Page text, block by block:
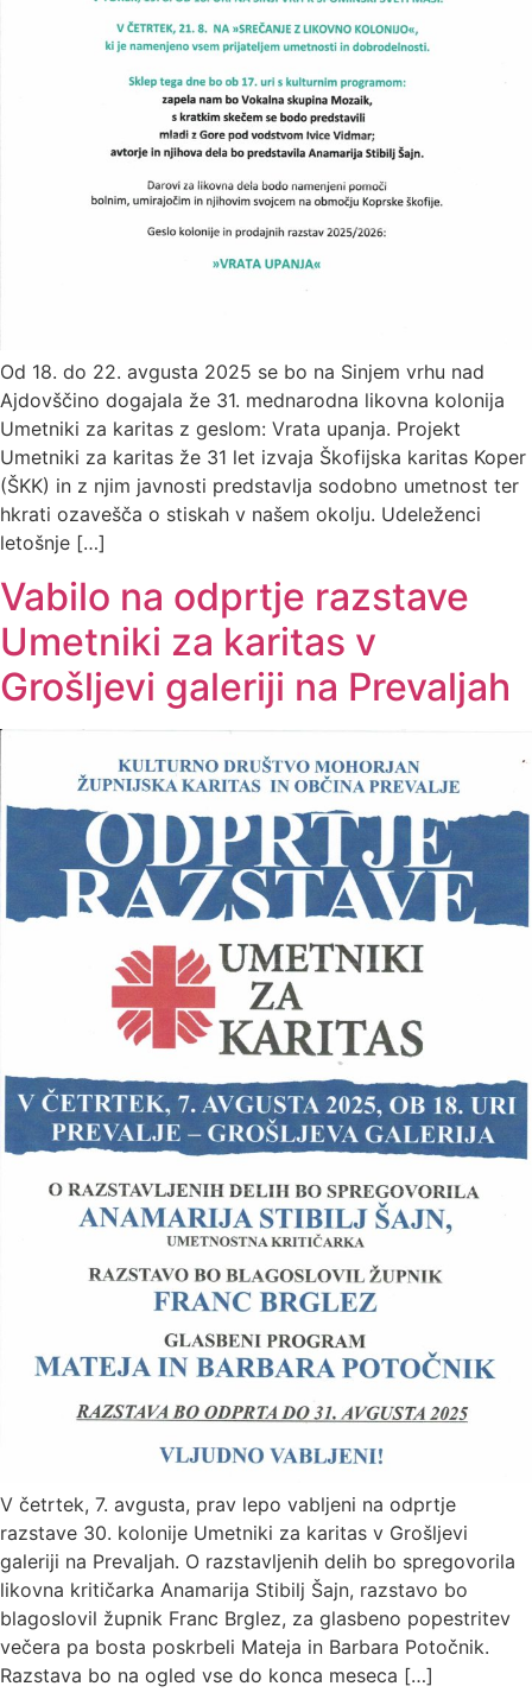
Od 18. do 22. avgusta 2025 se bo na Sinjem vrhu nad
Ajdovščino dogajala že 31. mednarodna likovna kolonija
Umetniki za karitas z geslom: Vrata upanja. Projekt
Umetniki za karitas že 31 let izvaja Škofijska karitas Koper
(ŠKK) in z njim javnosti predstavlja sodobno umetnost ter
hkrati ozavešča o stiskah v našem okolju. Udeleženci
letošnje […]
Vabilo na odprtje razstave
Umetniki za karitas v
Grošljevi galeriji na Prevaljah
V četrtek, 7. avgusta, prav lepo vabljeni na odprtje
razstave 30. kolonije Umetniki za karitas v Grošljevi
galeriji na Prevaljah. O razstavljenih delih bo spregovorila
likovna kritičarka Anamarija Stibilj Šajn, razstavo bo
blagoslovil župnik Franc Brglez, za glasbeno popestritev
večera pa bosta poskrbeli Mateja in Barbara Potočnik.
Razstava bo na ogled vse do konca meseca […]